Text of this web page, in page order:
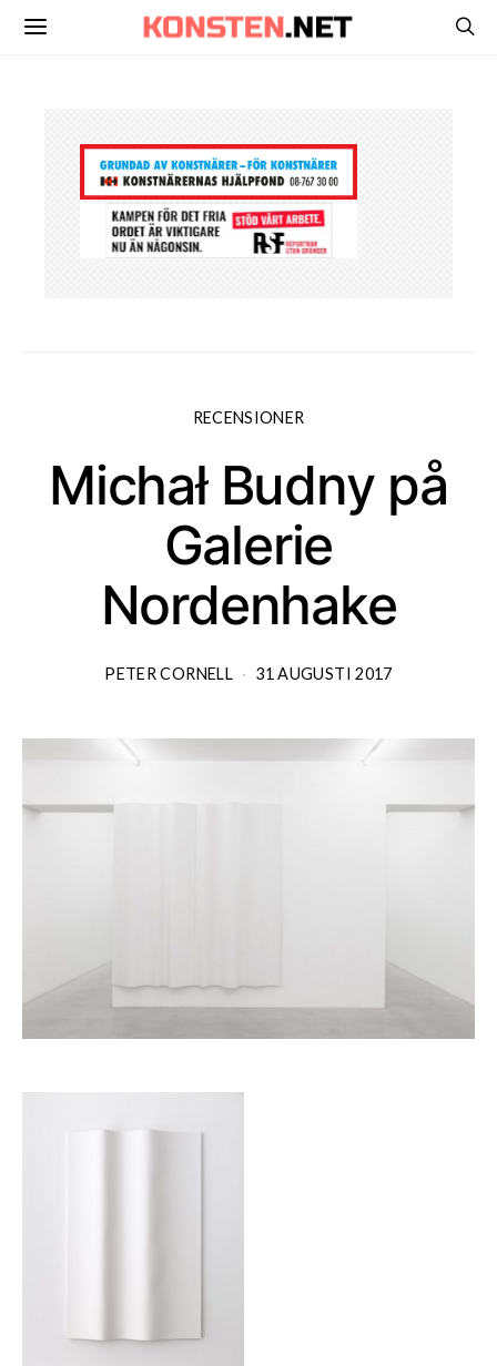
RECENSIONER
Michał Budny på
Galerie
Nordenhake
PETER CORNELL 31 AUGUSTI 2017